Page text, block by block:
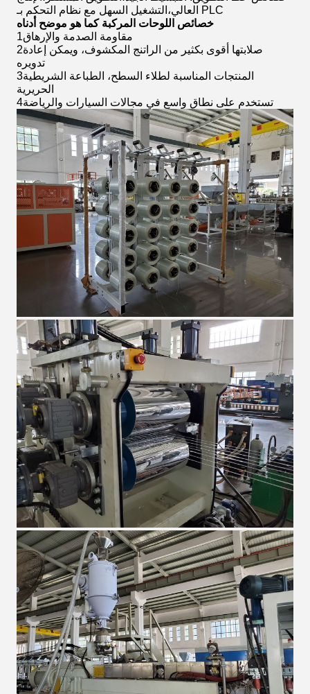
العالي،التشغيل السهل مع نظام التحكم بـ PLC
خصائص اللوحات المركبة كما هو موضح أدناه
1مقاومة الصدمة والإرهاق
2صلابتها أقوى بكثير من الراتنج المكشوف، ويمكن إعادة
تدويره
3المنتجات المناسبة لطلاء السطح، الطباعة الشريطية
الحريرية
4تستخدم على نطاق واسع في مجالات السيارات والرياضة